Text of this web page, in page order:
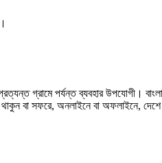
গ্রামে পর্যন্ত ব্যবহার উপযোগী।
বা সফরে, অনলাইনে বা অফলাইনে, দেশে